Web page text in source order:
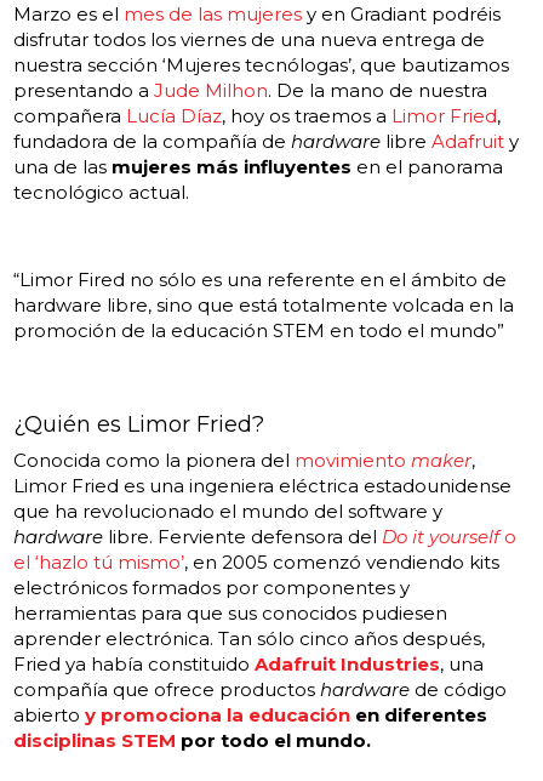
Marzo es el mes de las mujeres y en Gradiant podréis
disfrutar todos los viernes de una nueva entrega de
nuestra sección ‘Mujeres tecnólogas’, que bautizamos
presentando aJude Milhon. De la mano de nuestra
compañera Lucía Díaz, hoy os traemos a Limor Fried,
fundadora de la compañía dehardware libreAdafruit y
una de las mujeres más influyentes en el panorama
tecnológico actual.
“Limor Fired no sólo es una referente en el ámbito de
hardware libre, sino que está totalmente volcada en la
promoción de la educación STEM en todo el mundo”
¿Quién es Limor Fried?
Conocida como la pionera del movimientomaker,
Limor Fried es una ingeniera eléctrica estadounidense
que ha revolucionado el mundo del software y
hardware libre. Ferviente defensora del Do it yourselfo
el ‘hazlo tú mismo’, en 2005 comenzó vendiendo kits
electrónicos formados por componentes y
herramientas para que sus conocidos pudiesen
aprender electrónica. Tan sólo cinco años después,
Fried ya había constituidoAdafruit Industries, una
compañía que ofrece productoshardware de código
abiertoy promociona la educación en diferentes
disciplinas STEM por todo el mundo.